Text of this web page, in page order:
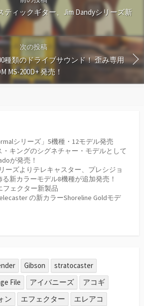
ティックギター、Jim Dandyシリーズ新
次の投稿
種類のドライブサウンド！ 歪み専用
MS-200D+ 発売！
シリーズ」5機種・12モデル発売
・キングのシグネチャー・モデルとして
が発売！
ーズよりテレキャスター、プレシジョ
新カラーモデル8機種が追加発売！
フェクター新製品
の新カラーShoreline Goldモデ
Gibson
stratocaster
File アイバニーズ
アコギ
ン エフェクター
エレアコ